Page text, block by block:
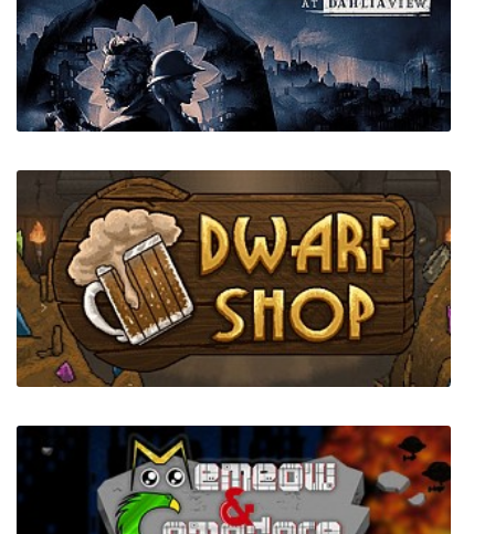
Conway: Disappearance at Dahlia View